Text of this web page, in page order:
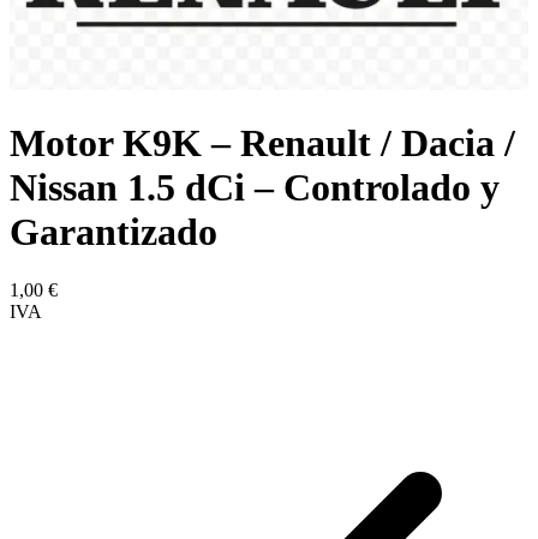
Motor K9K – Renault / Dacia /
Nissan 1.5 dCi – Controlado y
Garantizado
1,00 €
IVA